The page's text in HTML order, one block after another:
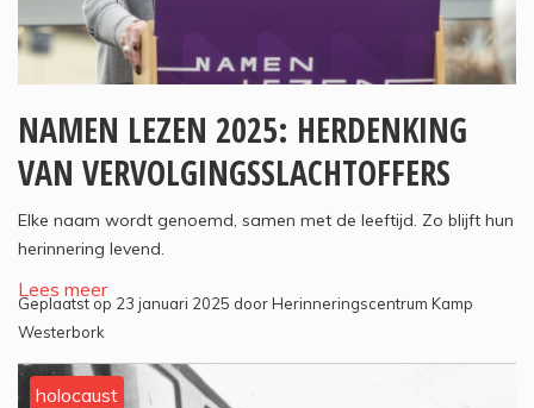
NAMEN LEZEN 2025: HERDENKING
VAN VERVOLGINGSSLACHTOFFERS
Elke naam wordt genoemd, samen met de leeftijd. Zo blijft hun
herinnering levend.
Lees meer
Geplaatst op 23 januari 2025 door Herinneringscentrum Kamp
Westerbork
holocaust